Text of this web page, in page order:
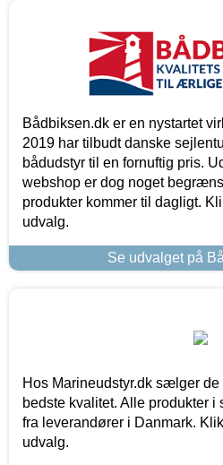
Bådbiksen.dk er en nystartet
2019 har tilbudt danske
bådudstyr til en fornuftig pris.
webshop er dog noget
produkter kommer til dagligt.
udvalg.
Se udvalget på
Hos Marineudstyr.dk sælger
bedste kvalitet. Alle produkter
fra leverandører i Danmark.
udvalg.